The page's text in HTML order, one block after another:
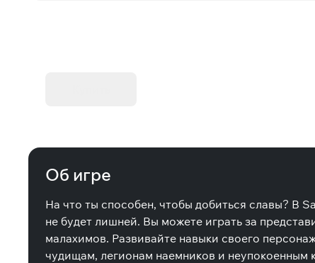
Об игре
На что ты способен, чтобы добиться славы? В
не будет лишней. Вы можете играть за
малахимов. Развивайте навыки своего
чудищам, легионам наемников и неупокоенным